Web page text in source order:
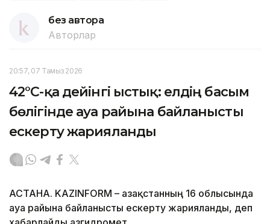
без автора
Авторлар
20:57, 07 Тамыз 2026
42°C-қа дейінгі ыстық: елдің басым
бөлігінде ауа райына байланысты
ескерту жарияланды
АСТАНА. KAZINFORM – Қазақстанның 16 облысында
ауа райына байланысты ескерту жарияланды, деп